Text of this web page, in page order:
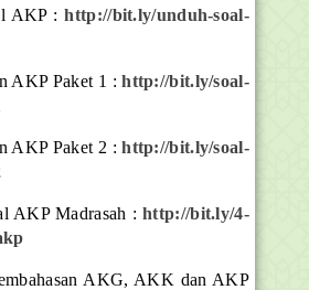
AKP :http://bit.ly/unduh-soal-
AKP Paket 1 :http://bit.ly/soal-
AKP Paket 2 :http://bit.ly/soal-
AKP Madrasah :http://bit.ly/4-
AKG, AKK dan AKP